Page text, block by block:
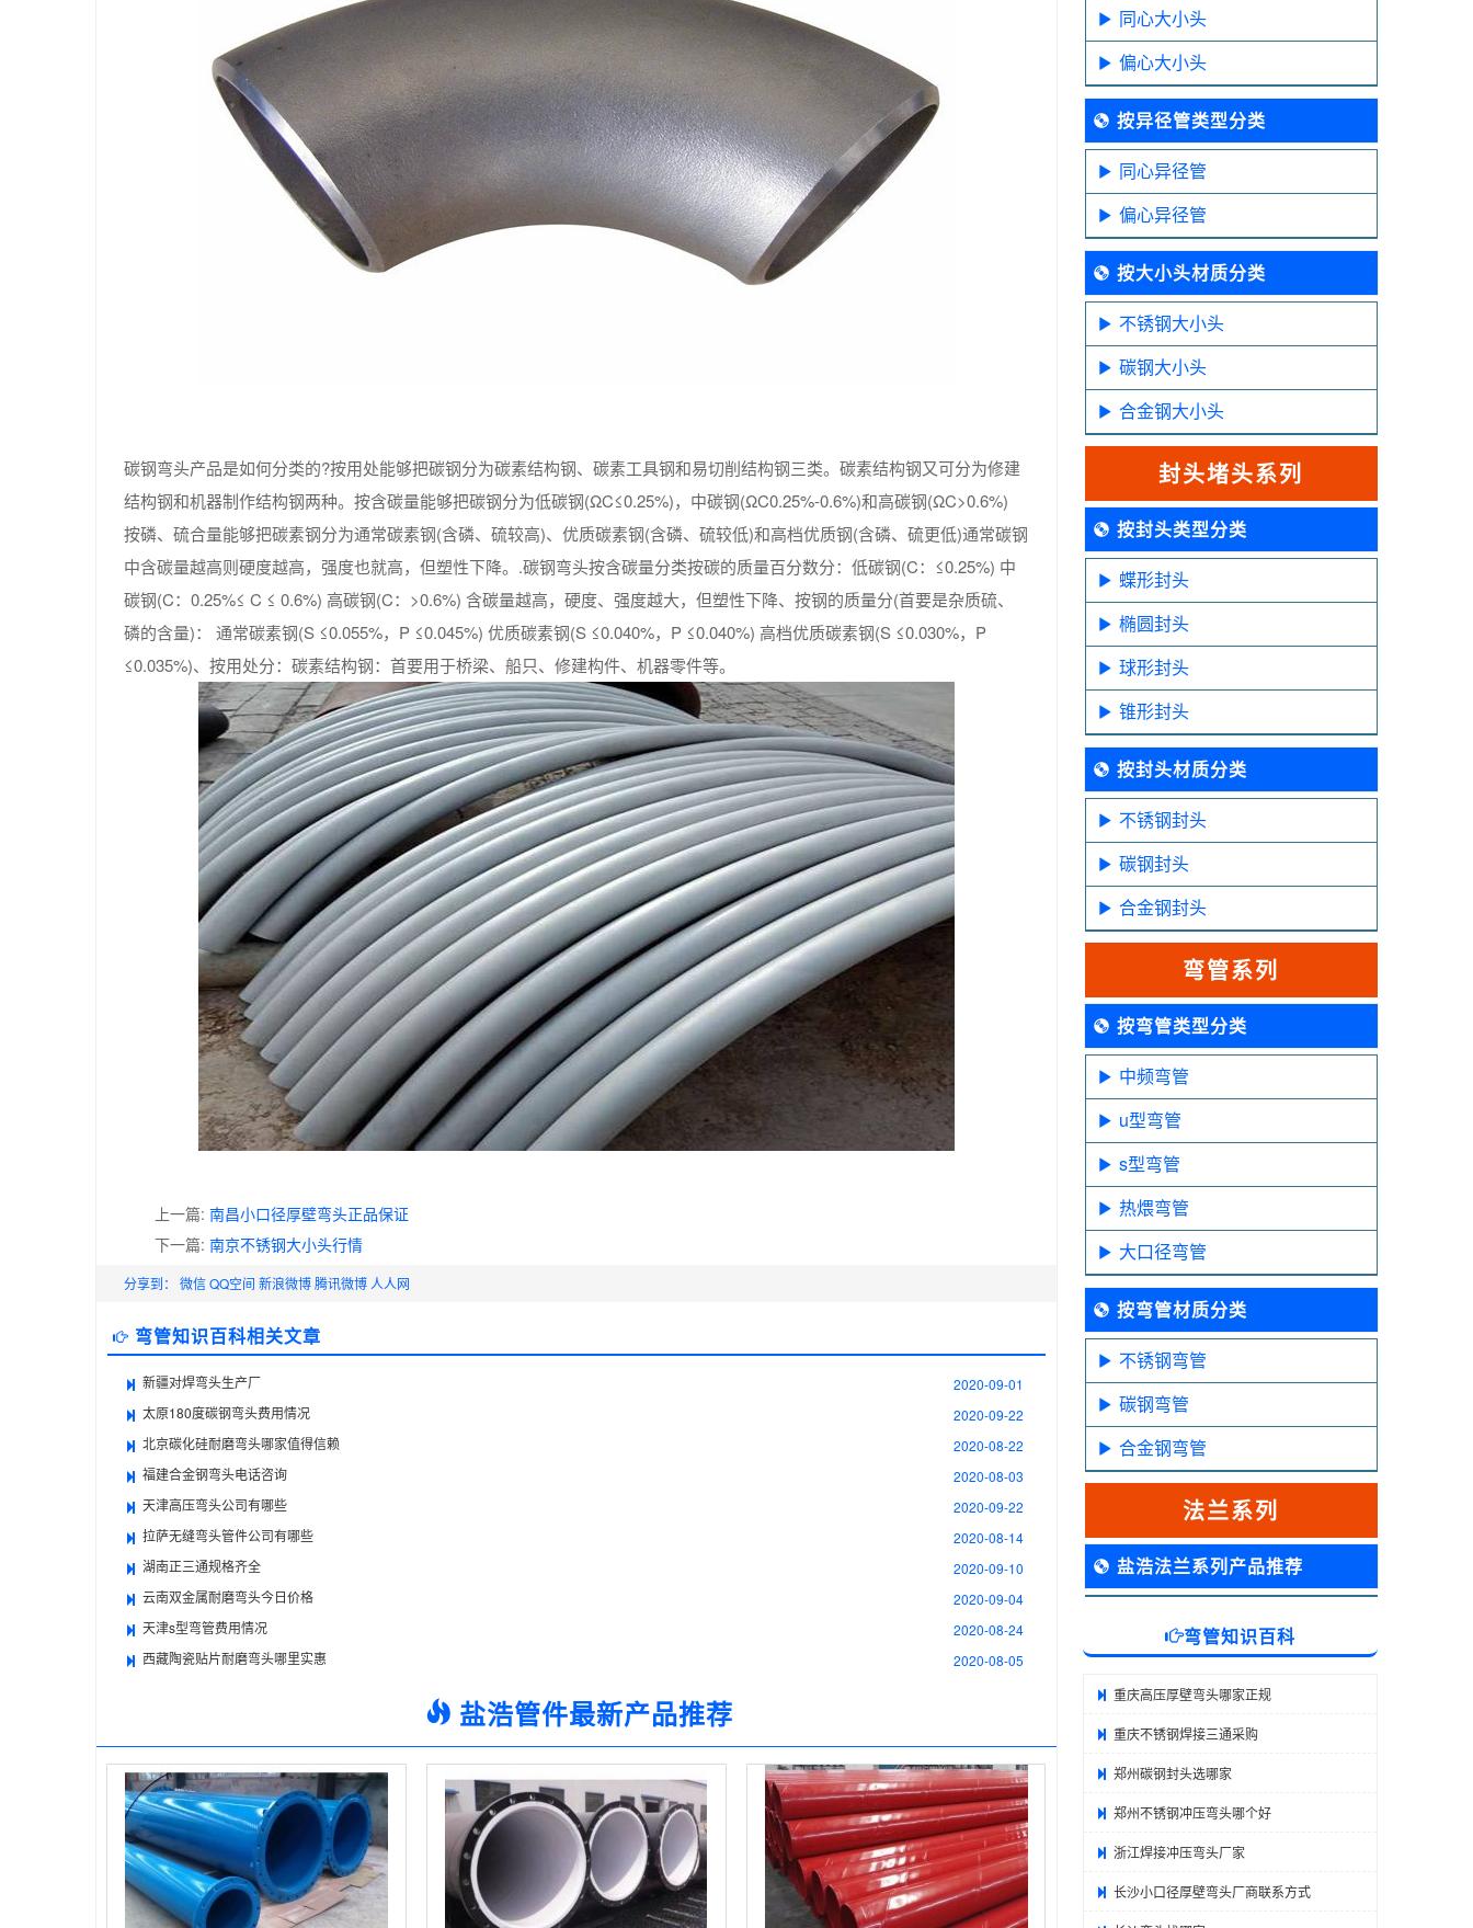
碳钢弯头产品是如何分类的?按用处能够把碳钢分为碳素结构钢、碳素工具钢和易切削结构钢三类。碳素结构钢又可分为修建
结构钢和机器制作结构钢两种。按含碳量能够把碳钢分为低碳钢(ΩC≤0.25%)，中碳钢(ΩC0.25%-0.6%)和高碳钢(ΩC>0.6%)
按磷、硫合量能够把碳素钢分为通常碳素钢(含磷、硫较高)、优质碳素钢(含磷、硫较低)和高档优质钢(含磷、硫更低)通常碳钢
中含碳量越高则硬度越高，强度也就高，但塑性下降。.碳钢弯头按含碳量分类按碳的质量百分数分：低碳钢(C：≤0.25%) 中
碳钢(C：0.25%≤ C ≤ 0.6%) 高碳钢(C：>0.6%) 含碳量越高，硬度、强度越大，但塑性下降、按钢的质量分(首要是杂质硫、
磷的含量)： 通常碳素钢(S ≤0.055%，P ≤0.045%) 优质碳素钢(S ≤0.040%，P ≤0.040%) 高档优质碳素钢(S ≤0.030%，P
≤0.035%)、按用处分：碳素结构钢：首要用于桥梁、船只、修建构件、机器零件等。
上一篇: 南昌小口径厚壁弯头正品保证
下一篇: 南京不锈钢大小头行情
分享到： 微信QQ空间 新浪微博腾讯微博 人人网
弯管知识百科相关文章
新疆对焊弯头生产厂
2020-09-01
太原180度碳钢弯头费用情况
2020-09-22
北京碳化硅耐磨弯头哪家值得信赖
2020-08-22
福建合金钢弯头电话咨询
2020-08-03
天津高压弯头公司有哪些
2020-09-22
拉萨无缝弯头管件公司有哪些
2020-08-14
湖南正三通规格齐全
2020-09-10
云南双金属耐磨弯头今日价格
2020-09-04
天津s型弯管费用情况
2020-08-24
西藏陶瓷贴片耐磨弯头哪里实惠
2020-08-05
盐浩管件最新产品推荐
同心大小头
偏心大小头
按异径管类型分类
同心异径管
偏心异径管
按大小头材质分类
不锈钢大小头
碳钢大小头
合金钢大小头
封头堵头系列
按封头类型分类
蝶形封头
椭圆封头
球形封头
锥形封头
按封头材质分类
不锈钢封头
碳钢封头
合金钢封头
弯管系列
按弯管类型分类
中频弯管
u型弯管
s型弯管
热煨弯管
大口径弯管
按弯管材质分类
不锈钢弯管
碳钢弯管
合金钢弯管
法兰系列
盐浩法兰系列产品推荐
弯管知识百科
重庆高压厚壁弯头哪家正规
重庆不锈钢焊接三通采购
郑州碳钢封头选哪家
郑州不锈钢冲压弯头哪个好
浙江焊接冲压弯头厂家
长沙小口径厚壁弯头厂商联系方式